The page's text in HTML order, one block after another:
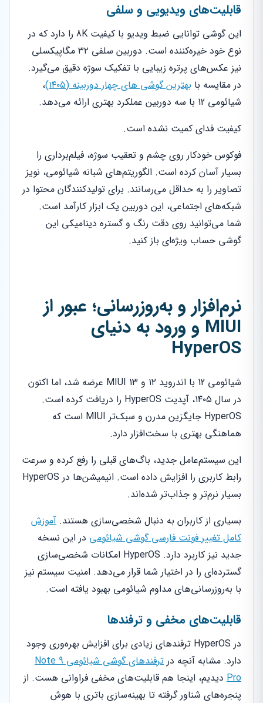
قابلیت‌های ویدیویی و سلفی
این گوشی توانایی ضبط ویدیو با کیفیت 8K را دارد که در
نوع خود خیره‌کننده است. دوربین سلفی ۳۲ مگاپیکسلی
نیز عکس‌های پرتره زیبایی با تفکیک سوژه دقیق می‌گیرد.
در مقایسه با بهترین گوشی های چهار دوربینه (۱۴۰۵)
،
شیائومی 12 با سه دوربین عملکرد بهتری ارائه می‌دهد.
کیفیت فدای کمیت نشده است.
فوکوس خودکار روی چشم و تعقیب سوژه، فیلم‌برداری را
بسیار آسان کرده است. الگوریتم‌های شبانه شیائومی، نویز
تصاویر را به حداقل می‌رسانند. برای تولیدکنندگان محتوا در
شبکه‌های اجتماعی، این دوربین یک ابزار کارآمد است.
شما می‌توانید روی دقت رنگ و گستره دینامیکی این
گوشی حساب ویژه‌ای باز کنید.
نرم‌افزار و به‌روزرسانی؛ عبور از
MIUI و ورود به دنیای
HyperOS
شیائومی 12 با اندروید ۱۲ و MIUI 13 عرضه شد، اما اکنون
در سال ۱۴۰۵، آپدیت HyperOS را دریافت کرده است.
HyperOS جایگزین مدرن و سبک‌تر MIUI است که
هماهنگی بهتری با سخت‌افزار دارد.
این سیستم‌عامل جدید، باگ‌های قبلی را رفع کرده و سرعت
رابط کاربری را افزایش داده است. انیمیشن‌ها در HyperOS
بسیار نرم‌تر و جذاب‌تر شده‌اند.
بسیاری از کاربران به دنبال شخصی‌سازی هستند. آموزش
کامل تغییر فونت فارسی گوشی شیائومی در این نسخه
جدید نیز کاربرد دارد. HyperOS امکانات شخصی‌سازی
گسترده‌ای را در اختیار شما قرار می‌دهد. امنیت سیستم نیز
با به‌روزرسانی‌های مداوم شیائومی بهبود یافته است.
قابلیت‌های مخفی و ترفندها
در HyperOS ترفندهای زیادی برای افزایش بهره‌وری وجود
دارد. مشابه آنچه در
ترفندهای گوشی شیائومی Note 9
Pro دیدیم، اینجا هم قابلیت‌های مخفی فراوانی هست. از
پنجره‌های شناور گرفته تا بهینه‌سازی باتری با هوش